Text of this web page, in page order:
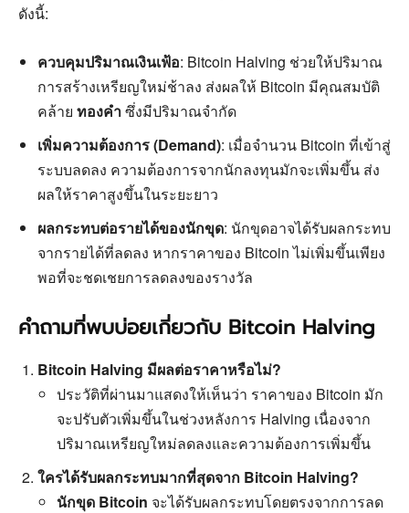
ดังนี้:
ควบคุมปริมาณเงินเฟ้อ: Bitcoin Halving ช่วยให้ปริมาณ
การสร้างเหรียญใหม่ช้าลง ส่งผลให้ Bitcoin มีคุณสมบัติ
คล้าย ทองคำซึ่งมีปริมาณจำกัด
เพิ่มความต้องการ (Demand): เมื่อจำนวน Bitcoin ที่เข้าสู่
ระบบลดลง ความต้องการจากนักลงทุนมักจะเพิ่มขึ้น ส่ง
ผลให้ราคาสูงขึ้นในระยะยาว
ผลกระทบต่อรายได้ของนักขุด: นักขุดอาจได้รับผลกระทบ
จากรายได้ที่ลดลง หากราคาของ Bitcoin ไม่เพิ่มขึ้นเพียง
พอที่จะชดเชยการลดลงของรางวัล
คำถามที่พบบ่อยเกี่ยวกับ Bitcoin Halving
Bitcoin Halving มีผลต่อราคาหรือไม่?
ประวัติที่ผ่านมาแสดงให้เห็นว่า ราคาของ Bitcoin มัก
จะปรับตัวเพิ่มขึ้นในช่วงหลังการ Halving เนื่องจาก
ปริมาณเหรียญใหม่ลดลงและความต้องการเพิ่มขึ้น
ใครได้รับผลกระทบมากที่สุดจาก Bitcoin Halving?
นักขุด Bitcoin จะได้รับผลกระทบโดยตรงจากการลด